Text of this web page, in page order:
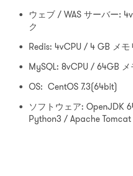
ウェブ / WAS サーバー:
ク
Redis: 4vCPU / 4 GB メ
MySQL: 8vCPU / 64GB
OS: CentOS 7.3(64bit)
ソフトウェア: OpenJDK
Python3 / Apache